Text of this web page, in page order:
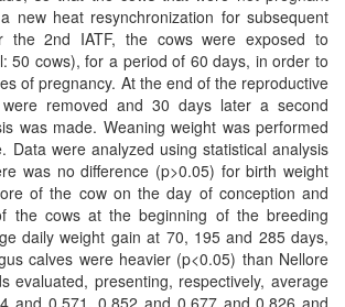
new heat resynchronization for subsequent
the 2nd IATF, the cows were exposed to
50 cows), for a period of 60 days, in order to
of pregnancy. At the end of the reproductive
removed and 30 days later a second
was made. Weaning weight was performed
Data were analyzed using statistical analysis
was no difference (p>0.05) for birth weight
of the cow on the day of conception and
the cows at the beginning of the breeding
daily weight gain at 70, 195 and 285 days,
calves were heavier (p<0.05) than Nellore
evaluated, presenting, respectively, average
and 0.571, 0.852 and 0.677 and 0.826 and